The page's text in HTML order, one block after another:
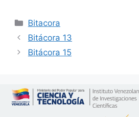
Bitacora
Bitácora 13
Bitácora 15